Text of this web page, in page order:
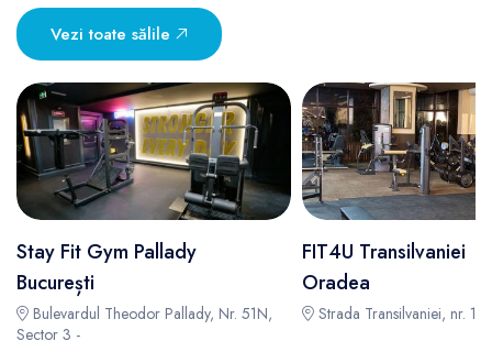
Vezi toate sălile
Stay Fit Gym Pallady
București
Bulevardul Theodor Pallady, Nr. 51N,
Sector 3 -
FIT4U Transilvaniei
Oradea
Strada Transilvaniei, nr.